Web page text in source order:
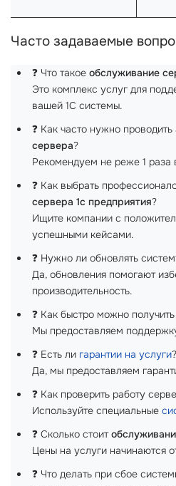
Часто задаваемые
❓ Что такое обслуживание
Это комплекс услуг для
вашей 1С системы.
❓ Как часто нужно проводить
сервера?
Рекомендуем не реже 1 раза
❓ Как выбрать
сервера 1с предприятия?
Ищите компании с
успешными кейсами.
❓ Нужно ли обновлять
Да, обновления помогают
производительность.
❓ Как быстро можно
Мы предоставляем
❓ Есть ли гарантии на услуги?
Да, мы предоставляем
❓ Как проверить работу
Используйте специальные
❓ Сколько стоит
Цены на услуги начинаются
❓ Что делать при сбое